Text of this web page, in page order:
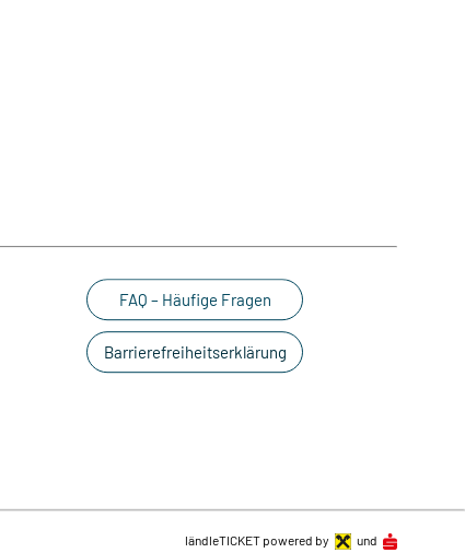
FAQ – Häufige Fragen
Barrierefreiheitserklärung
ländleTICKET powered by und